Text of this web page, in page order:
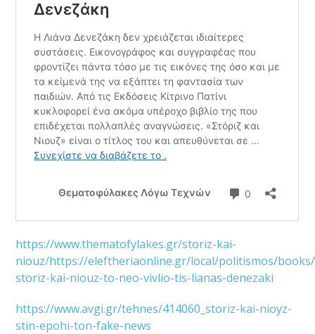
https://www.thematofylakes.gr/storiz-kai-
niouz/https://eleftheriaonline.gr/local/politismos/
storiz-kai-niouz-to-neo-vivlio-tis-lianas-denezaki
https://www.avgi.gr/tehnes/414060_storiz-kai-nioyz-
stin-epohi-ton-fake-news